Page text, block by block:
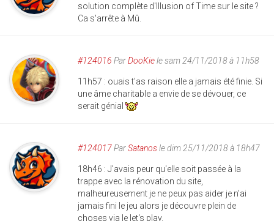
solution complète d'Illusion of Time sur le site ?
Ca s'arrête à Mû.
#124016 ParDooKiele sam 24/11/2018 à 11h58
11h57 : ouais t'as raison elle a jamais été finie. Si
une âme charitable a envie de se dévouer, ce
serait génial
#124017ParSatanosle dim 25/11/2018 à 18h47
18h46 : J'avais peur qu'elle soit passée à la
trappe avec la rénovation du site,
malheureusement je ne peux pas aider je n'ai
jamais fini le jeu alors je découvre plein de
choses via le let's play.